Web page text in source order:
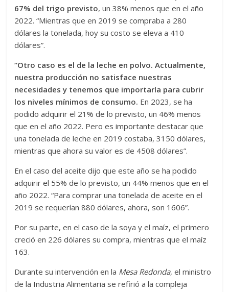
67% del trigo previsto, un 38% menos que en el año
2022. “Mientras que en 2019 se compraba a 280
dólares la tonelada, hoy su costo se eleva a 410
dólares”.
“Otro caso es el de la leche en polvo. Actualmente,
nuestra producción no satisface nuestras
necesidades y tenemos que importarla para cubrir
los niveles mínimos de consumo. En 2023, se ha
podido adquirir el 21% de lo previsto, un 46% menos
que en el año 2022. Pero es importante destacar que
una tonelada de leche en 2019 costaba, 3150 dólares,
mientras que ahora su valor es de 4508 dólares”.
En el caso del aceite dijo que este año se ha podido
adquirir el 55% de lo previsto, un 44% menos que en el
año 2022. “Para comprar una tonelada de aceite en el
2019 se requerían 880 dólares, ahora, son 1606”.
Por su parte, en el caso de la soya y el maíz, el primero
creció en 226 dólares su compra, mientras que el maíz
163.
Durante su intervención en la Mesa Redonda, el ministro
de la Industria Alimentaria se refirió a la compleja